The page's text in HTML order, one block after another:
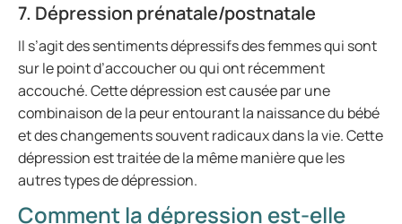
7. Dépression prénatale/postnatale
Il s’agit des sentiments dépressifs des femmes qui sont
sur le point d’accoucher ou qui ont récemment
accouché. Cette dépression est causée par une
combinaison de la peur entourant la naissance du bébé
et des changements souvent radicaux dans la vie. Cette
dépression est traitée de la même manière que les
autres types de dépression.
Comment la dépression est-elle